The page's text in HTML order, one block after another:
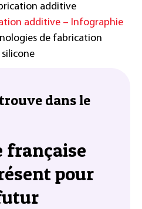
additive
additive – Infographie
de fabrication
dans le
française
pour